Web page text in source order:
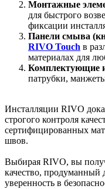
Монтажные
для быстрого
фиксации
Панели смыва
RIVO Touch в
материалах для
Комплектующие
патрубки,
Инсталляции RIVO
строгого контроля
сертифицированных
швов.
Выбирая RIVO, вы
качество,
уверенность в